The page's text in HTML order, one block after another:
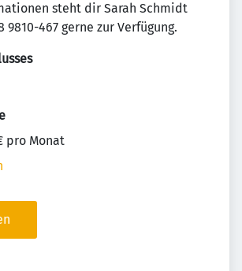
steht dir Sarah Schmidt
9810-467 gerne zur Verfügung.
pro Monat